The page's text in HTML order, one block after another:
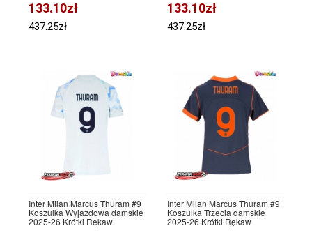
133.10zł
437.25zł
133.10zł
437.25zł
Inter Milan Marcus Thuram #9
Koszulka Wyjazdowa damskie
2025-26 Krótki Rękaw
Inter Milan Marcus Thuram #9
Koszulka Trzecia damskie
2025-26 Krótki Rękaw